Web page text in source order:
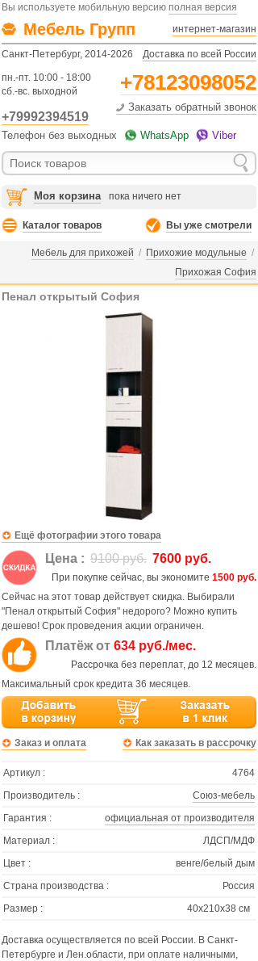
Вы используете мобильную версию полная версия
Мебель Групп интернет-магазин
Санкт-Петербург, 2014-2026 Доставка по всей России
пн.-пт. 10:00 - 18:00
сб.-вс. выходной
+78123098052
+79992394519
Заказать обратный звонок
Телефон без выходных WhatsApp Viber
Моя корзина пока ничего нет
Каталог товаров Вы уже смотрели
Мебель для прихожей / Прихожие модульные /
Прихожая София
Пенал открытый София
Ещё фотографии этого товара
Цена : 9100 руб. 7600 руб.
При покупке сейчас, вы экономите 1500 руб.
Сейчас на этот товар действует скидка. Выбирали
"Пенал открытый София" недорого? Можно купить
дешево! Срок проведения акции ограничен.
Платёж от 634 руб./мес.
Рассрочка без переплат, до 12 месяцев.
Максимальный срок кредита 36 месяцев.
Заказ и оплата Как заказать в рассрочку
Артикул :
4764
Производитель :
Союз-мебель
Гарантия :
официальная от производителя
Материал :
ЛДСП/МДФ
Цвет :
венге/белый дым
Страна производства :
Россия
Размер :
40х210х38 см
Доставка осуществляется по всей России. В Санкт-
Петербурге и Лен.области, при оплате наличными,